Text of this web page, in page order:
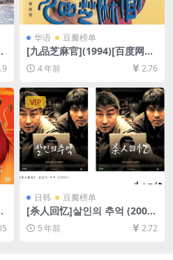
华语 豆瓣榜单
[九品芝麻官](1994)[百度网盘
+迅雷云盘资源1080P超清][M
P4/7GB][粤语中字]
4 年前 2.76
VIP
日韩 豆瓣榜单
[杀人回忆]살인의 추억 (2003)
[百度网盘+夸克网盘+迅雷云
盘资源1080P超清未删减][MP
5 年前 2.72